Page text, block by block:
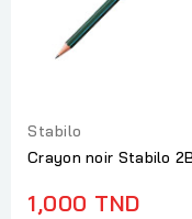
Stabilo
Crayon noir Stabilo
1,000 TND